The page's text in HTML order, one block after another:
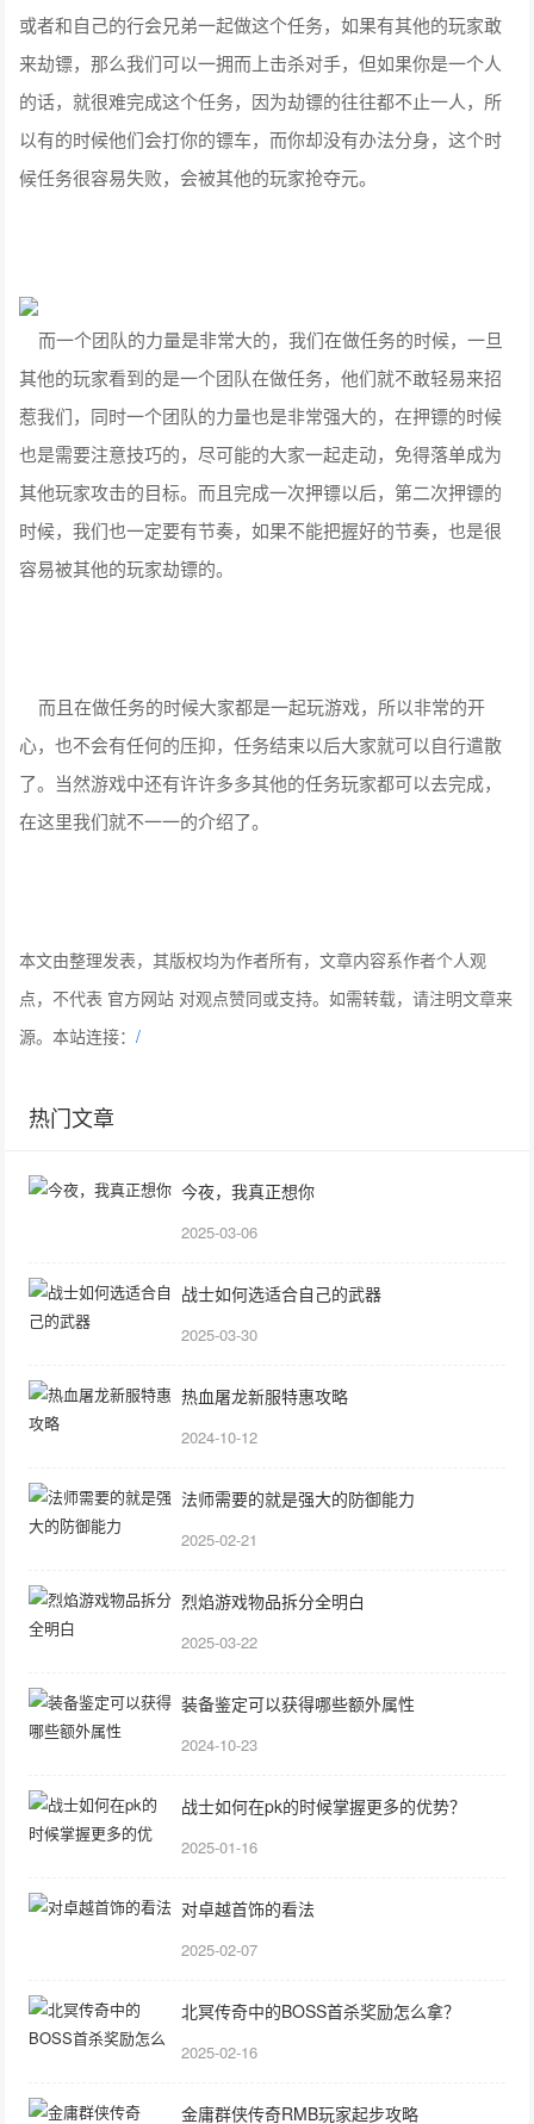
或者和自己的行会兄弟一起做这个任务，如果有其他的玩家敢
来劫镖，那么我们可以一拥而上击杀对手，但如果你是一个人
的话，就很难完成这个任务，因为劫镖的往往都不止一人，所
以有的时候他们会打你的镖车，而你却没有办法分身，这个时
候任务很容易失败，会被其他的玩家抢夺元。
而一个团队的力量是非常大的，我们在做任务的时候，一旦
其他的玩家看到的是一个团队在做任务，他们就不敢轻易来招
惹我们，同时一个团队的力量也是非常强大的，在押镖的时候
也是需要注意技巧的，尽可能的大家一起走动，免得落单成为
其他玩家攻击的目标。而且完成一次押镖以后，第二次押镖的
时候，我们也一定要有节奏，如果不能把握好的节奏，也是很
容易被其他的玩家劫镖的。
而且在做任务的时候大家都是一起玩游戏，所以非常的开
心，也不会有任何的压抑，任务结束以后大家就可以自行遣散
了。当然游戏中还有许许多多其他的任务玩家都可以去完成，
在这里我们就不一一的介绍了。
本文由整理发表，其版权均为作者所有，文章内容系作者个人观
点，不代表 官方网站 对观点赞同或支持。如需转载，请注明文章来
源。本站连接：/
热门文章
今夜，我真正想你
2025-03-06
战士如何选适合自己的武器
2025-03-30
热血屠龙新服特惠攻略
2024-10-12
法师需要的就是强大的防御能力
2025-02-21
烈焰游戏物品拆分全明白
2025-03-22
装备鉴定可以获得哪些额外属性
2024-10-23
战士如何在pk的时候掌握更多的优势？
2025-01-16
对卓越首饰的看法
2025-02-07
北冥传奇中的BOSS首杀奖励怎么拿？
2025-02-16
金庸群侠传奇RMB玩家起步攻略